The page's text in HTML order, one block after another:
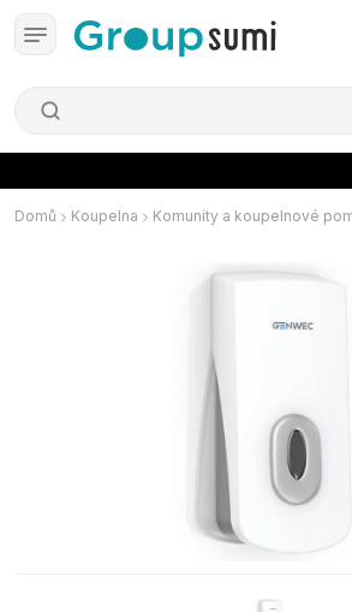
Domů Koupelna Komunity a koupelnové